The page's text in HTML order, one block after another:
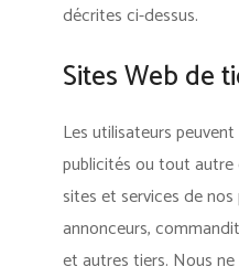
décrites ci-dessus.
Sites Web de
Les utilisateurs
publicités ou tout
sites et services de
annonceurs,
et autres tiers. Nous